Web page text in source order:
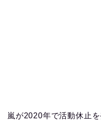
嵐が2020年で活動休止を